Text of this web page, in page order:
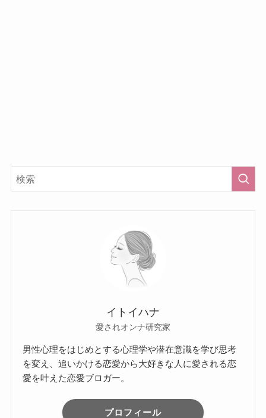
イトイハナ
愛されオンナ研究家
男性心理をはじめとする心理学や潜在意識を学び思考
を変え、追いかける恋愛から大好きな人に愛される恋
愛を叶えた恋愛ブロガー。
プロフィール